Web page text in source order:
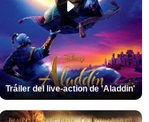
Tráiler del live-action de 'Aladdin'